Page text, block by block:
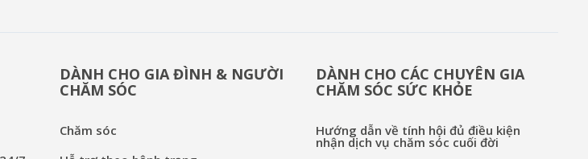
DÀNH CHO GIA ĐÌNH & NGƯỜI
CHĂM SÓC
Chăm sóc
DÀNH CHO CÁC CHUYÊN GIA
CHĂM SÓC SỨC KHỎE
Hướng dẫn về tính hội đủ điều kiện
nhận dịch vụ chăm sóc cuối đời